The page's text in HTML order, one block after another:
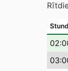
02
03